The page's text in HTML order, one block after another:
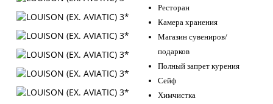
Ресторан
Камера хранения
Магазин сувениров/
подарков
Полный запрет курения
Сейф
Химчистка